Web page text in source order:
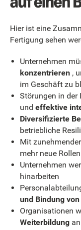
Hier ist eine
Fertigung sehen
Unternehmen
konzentrieren,
im Geschäft zu
Störungen in der
und effektive
Diversifizierte
betriebliche
Mit
mehr neue Rollen
Unternehmen
hinarbeiten
und Bindung
Organisationen
Weiterbildung